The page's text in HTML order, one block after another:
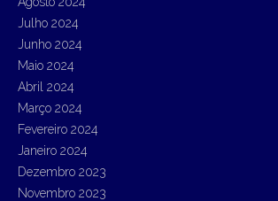
Julho 2024
Junho 2024
Maio 2024
Abril 2024
Março 2024
Fevereiro 2024
Janeiro 2024
Dezembro 2023
Novembro 2023